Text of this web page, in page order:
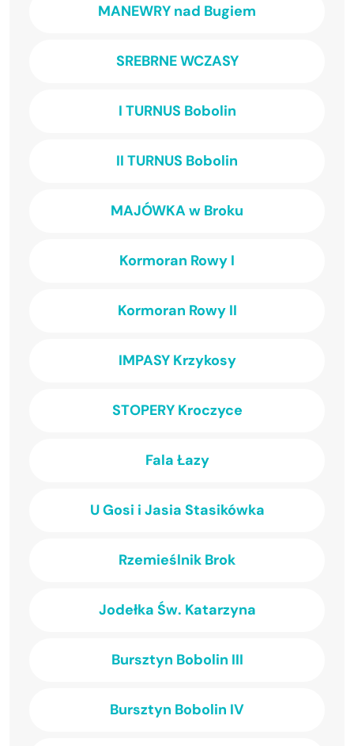
MANEWRY nad Bugiem
SREBRNE WCZASY
I TURNUS Bobolin
II TURNUS Bobolin
MAJÓWKA w Broku
Kormoran Rowy I
Kormoran Rowy II
IMPASY Krzykosy
STOPERY Kroczyce
Fala Łazy
U Gosi i Jasia Stasikówka
Rzemieślnik Brok
Jodełka Św. Katarzyna
Bursztyn Bobolin III
Bursztyn Bobolin IV